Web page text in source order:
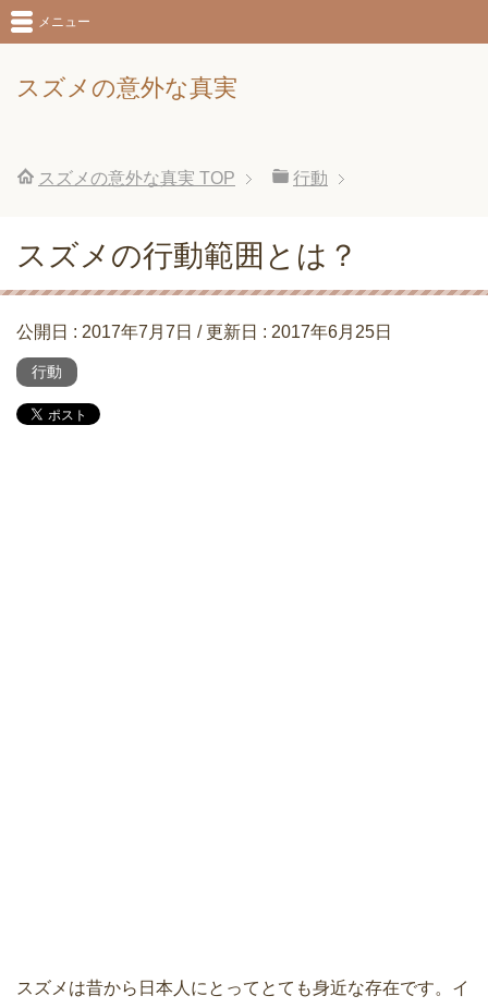
スズメの意外な真実
メニュー
スズメの意外な真実 TOP 行動
スズメの行動範囲とは？
公開日 : 2017年7月7日 / 更新日 : 2017年6月25日
行動
スズメは昔から日本人にとってとても身近な存在です。イ